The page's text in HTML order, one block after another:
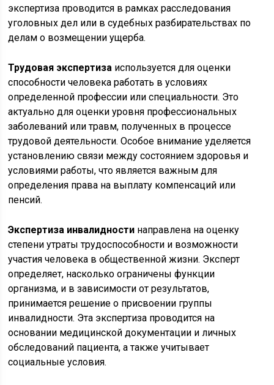
экспертиза проводится в рамках расследования
уголовных дел или в судебных разбирательствах по
делам о возмещении ущерба.
Трудовая экспертиза используется для оценки
способности человека работать в условиях
определенной профессии или специальности. Это
актуально для оценки уровня профессиональных
заболеваний или травм, полученных в процессе
трудовой деятельности. Особое внимание уделяется
установлению связи между состоянием здоровья и
условиями работы, что является важным для
определения права на выплату компенсаций или
пенсий.
Экспертиза инвалидности направлена на оценку
степени утраты трудоспособности и возможности
участия человека в общественной жизни. Эксперт
определяет, насколько ограничены функции
организма, и в зависимости от результатов,
принимается решение о присвоении группы
инвалидности. Эта экспертиза проводится на
основании медицинской документации и личных
обследований пациента, а также учитывает
социальные условия.